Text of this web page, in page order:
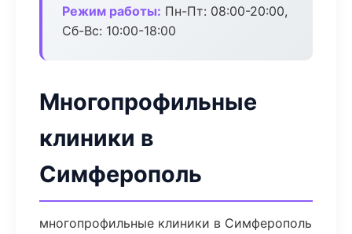
Режим работы: Пн-Пт: 08:00-20:00,
Сб-Вс: 10:00-18:00
Многопрофильные
клиники в
Симферополь
многопрофильные клиники в Симферополь